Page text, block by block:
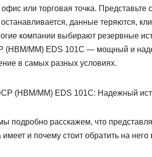
или торговая точка. Представьте
данные теряются,
компании выбирают резервные
(НВМ/ММ) EDS 101C — мощный и
в самых разных условиях.
подробно расскажем, что
и почему стоит обратить на